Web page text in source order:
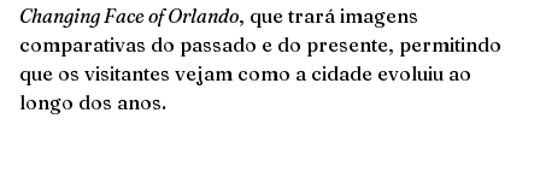
Changing Face of Orlando, que trará imagens
comparativas do passado e do presente, permitindo
que os visitantes vejam como a cidade evoluiu ao
longo dos anos.